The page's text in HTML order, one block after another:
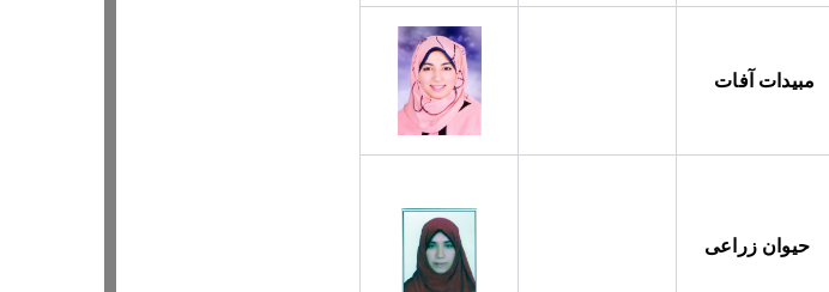
مبيدات آفات
حيوان زراعى